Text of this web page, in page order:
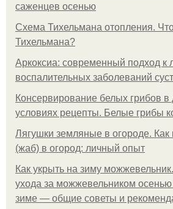
саженцев осенью
Схема Тихельмана отопления.
Тихельмана?
Аркоксиа: современный подход к
воспалительных заболеваний
Консервирование белых грибов
условиях рецепты. Белые грибы
Лягушки земляные в огороде. Как
(жаб) в огород: личный опыт
Как укрыть на зиму
ухода за можжевельником осенью
зиме — общие советы и